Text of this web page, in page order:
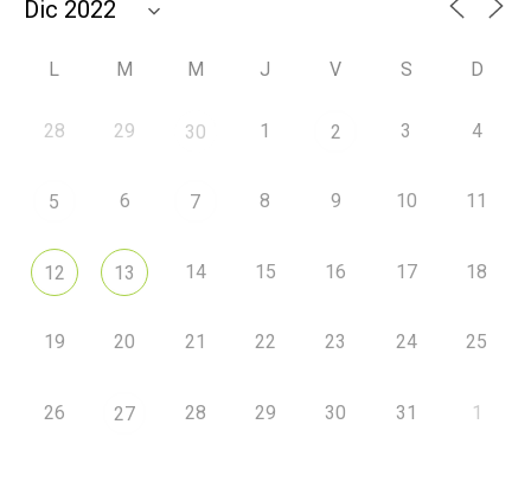
L M M J V S D
28 29 30 1 2 3 4
5 6 7 8 9 10 11
12 13 14 15 16 17 18
19 20 21 22 23 24 25
26 27 28 29 30 31 1